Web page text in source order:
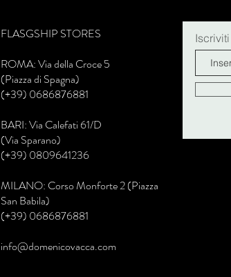
FLASGSHIP STORES
ROMA: Via della Croce 5
(Piazza di Spagna)
(+39) 0686876881
BARI: Via Calefati 61/D
(Via Sparano)
(+39) 0809641236
MILANO: Corso Monforte 2 (Piazza
San Babila)
(+39) 0686876881
info@domenicovacca.com